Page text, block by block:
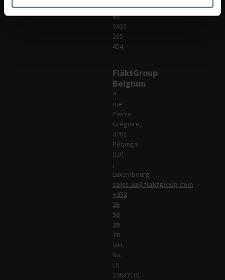
No.
BE
0433
235
454
FläktGroup
Belgium
4
rue
Pierre
Grégoire,
4702
Pétange
(LU)
,
Luxembourg
sales.lu@flaktgroup.com
+352
26
50
29
70
VAT.
No.
LU
19847101